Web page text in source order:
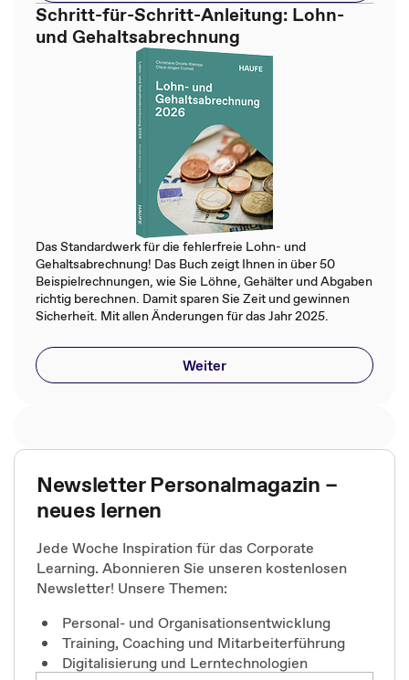
Schritt-für-Schritt-Anleitung: Lohn-
und Gehaltsabrechnung
Das Standardwerk für die fehlerfreie Lohn- und
Gehaltsabrechnung! Das Buch zeigt Ihnen in über 50
Beispielrechnungen, wie Sie Löhne, Gehälter und Abgaben
richtig berechnen. Damit sparen Sie Zeit und gewinnen
Sicherheit. Mit allen Änderungen für das Jahr 2025.
Weiter
Newsletter Personalmagazin –
neues lernen
Jede Woche Inspiration für das Corporate
Learning. Abonnieren Sie unseren kostenlosen
Newsletter! Unsere Themen:
Personal- und Organisationsentwicklung
Training, Coaching und Mitarbeiterführung
Digitalisierung und Lerntechnologien